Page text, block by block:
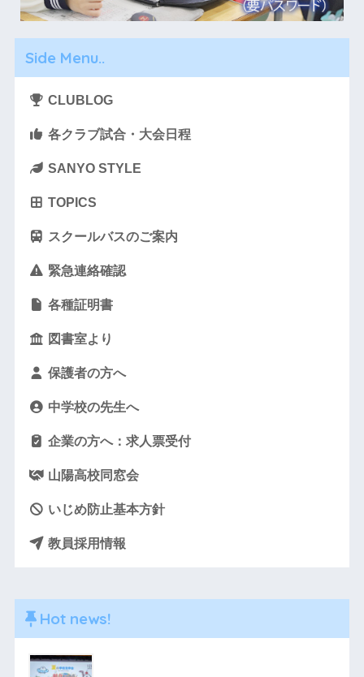
Side Menu..
CLUBLOG
各クラブ試合・大会日程
SANYO STYLE
TOPICS
スクールバスのご案内
緊急連絡確認
各種証明書
図書室より
保護者の方へ
中学校の先生へ
企業の方へ：求人票受付
山陽高校同窓会
いじめ防止基本方針
教員採用情報
Hot news!